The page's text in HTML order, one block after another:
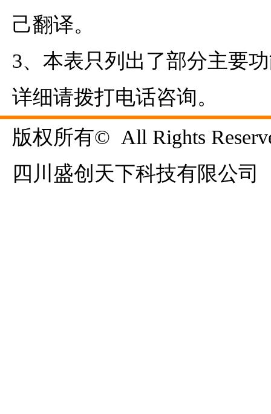
己翻译。
3、本表只列出了部分主要
详细请拨打电话咨询。
版权所有©  All Rights